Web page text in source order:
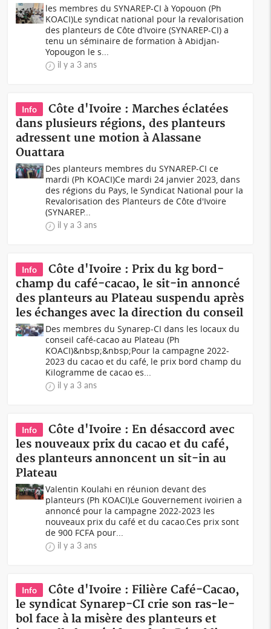
les membres du SYNAREP-CI à Yopouon (Ph
KOACI)Le syndicat national pour la revalorisation
des planteurs de Côte d’Ivoire (SYNAREP-CI) a
tenu un séminaire de formation à Abidjan-
Yopougon le s...
il y a 3 ans
Info
Côte d'Ivoire : Marches éclatées
dans plusieurs régions, des planteurs
adressent une motion à Alassane
Ouattara
Des planteurs membres du SYNAREP-CI ce
mardi (Ph KOACI)Ce mardi 24 janvier 2023, dans
des régions du Pays, le Syndicat National pour la
Revalorisation des Planteurs de Côte d'Ivoire
(SYNAREP...
il y a 3 ans
Info
Côte d'Ivoire : Prix du kg bord-
champ du café-cacao, le sit-in annoncé
des planteurs au Plateau suspendu après
les échanges avec la direction du conseil
Des membres du Synarep-CI dans les locaux du
conseil café-cacao au Plateau (Ph
KOACI) &nbsp;&nbsp;Pour la campagne 2022-
2023 du cacao et du café, le prix bord champ du
Kilogramme de cacao es...
il y a 3 ans
Info
Côte d'Ivoire : En désaccord avec
les nouveaux prix du cacao et du café,
des planteurs annoncent un sit-in au
Plateau
Valentin Koulahi en réunion devant des
planteurs (Ph KOACI)Le Gouvernement ivoirien a
annoncé pour la campagne 2022-2023 les
nouveaux prix du café et du cacao.Ces prix sont
de 900 FCFA pour...
il y a 3 ans
Info
Côte d'Ivoire : Filière Café-Cacao,
le syndicat Synarep-CI crie son ras-le-
bol face à la misère des planteurs et